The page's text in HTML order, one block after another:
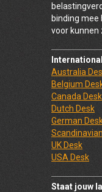
binding mee
voor kunnen
Australia
Belgium
Canada Desk
Dutch Desk
German
UK Desk
USA Desk
Staat jouw